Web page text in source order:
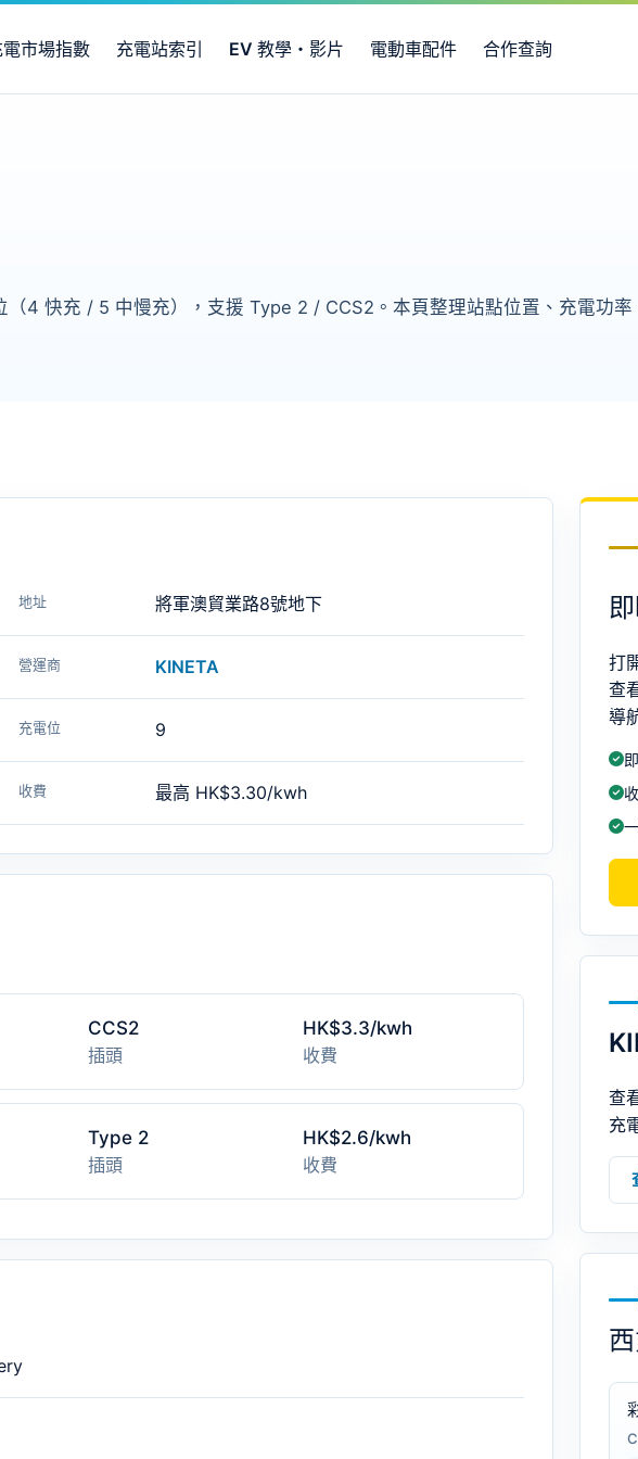
市場指數 充電站索引 EV 教學・影片 電動車配件 合作查詢
（4 快充 / 5 中慢充），支援 Type 2 / CCS2。本頁整理站點位置、充電功率
地址 將軍澳貿業路8號地下
營運商 KINETA
充電位 9
收費 最高 HK$3.30/kwh
CCS2
插頭
HK$3.3/kwh
收費
Type 2
插頭
HK$2.6/kwh
收費
打
查
導
查
充